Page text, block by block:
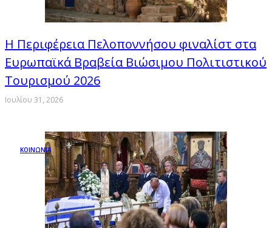
Η Περιφέρεια Πελοποννήσου φιναλίστ στα
Ευρωπαϊκά Βραβεία Βιώσιμου Πολιτιστικού
Τουρισμού 2026
Ιουλίου 31, 2026
ΚΟΙΝΩΝΙΑ